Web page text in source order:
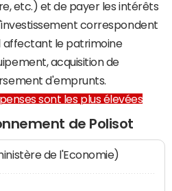
etc.) et de payer les intérêts
correspondent
affectant le patrimoine
acquisition de
d'emprunts.
sont les plus élevées
de Polisot
de l'Economie)